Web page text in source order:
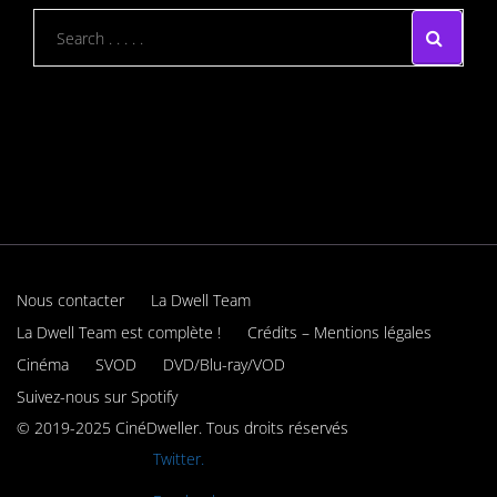
Nous contacter
La Dwell Team
La Dwell Team est complète !
Crédits – Mentions légales
Cinéma
SVOD
DVD/Blu-ray/VOD
Suivez-nous sur Spotify
© 2019-2025 CinéDweller. Tous droits réservés
Twitter.